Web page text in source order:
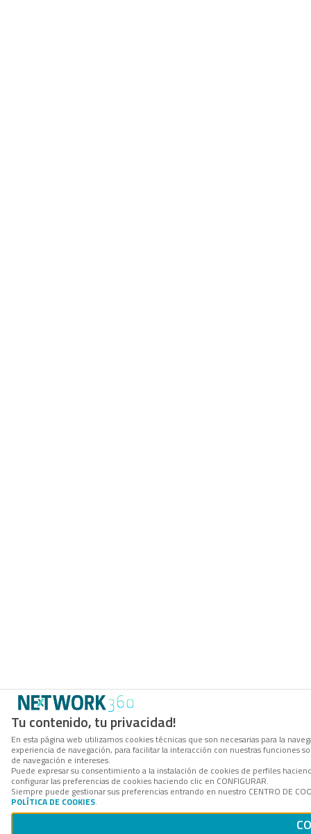
Tu contenido, tu privacidad!
En esta página web utilizamos cookies técnicas que son necesarias para la
experiencia de navegación, para facilitar la interacción con nuestras funciones
de navegación e intereses.
Puede expresar su consentimiento a la instalación de cookies de perfiles
configurar las preferencias de cookies haciendo clic en CONFIGURAR.
Siempre puede gestionar sus preferencias entrando en nuestro CENTRO DE
POLÍTICA DE COOKIES.